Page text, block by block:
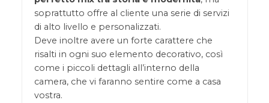
soprattutto offre al cliente una serie di servizi
di alto livello e personalizzati.
Deve inoltre avere un forte carattere che
risalti in ogni suo elemento decorativo, così
come i piccoli dettagli all’interno della
camera, che vi faranno sentire come a casa
vostra.